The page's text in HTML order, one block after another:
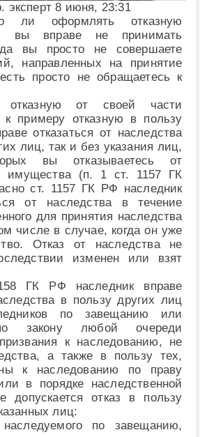
эксперт 8 июня, 23:31
ли оформлять отказную
- вы вправе не принимать
вы просто не совершаете
направленных на принятие
просто не обращаетесь к
от своей части
к примеру отказную в пользу
отказаться от наследства
лиц, так и без указания лиц,
вы отказываетесь от
имущества (п. 1 ст. 1157 ГК
ст. 1157 ГК РФ наследник
от наследства в течение
для принятия наследства
числе в случае, когда он уже
Отказ от наследства не
изменен или взят
ГК РФ наследник вправе
в пользу других лиц
по завещанию или
закону любой очереди
к наследованию, не
а также в пользу тех,
к наследованию по праву
в порядке наследственной
допускается отказ в пользу
лиц:
по завещанию,